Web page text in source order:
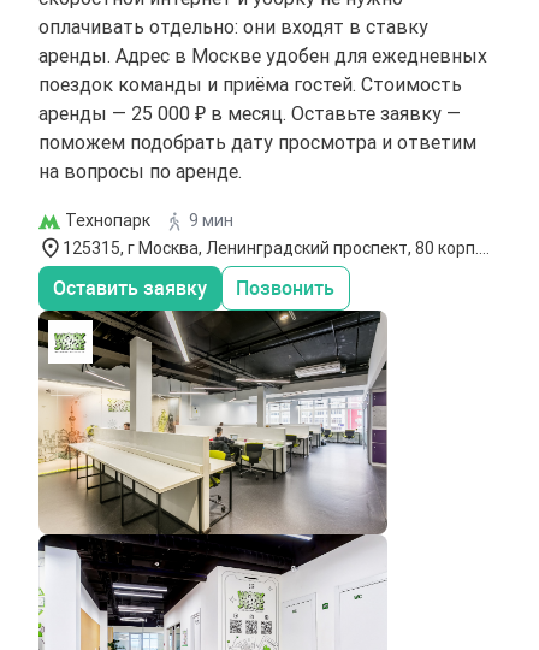
оплачивать отдельно: они входят в ставку
аренды. Адрес в Москве удобен для ежедневных
поездок команды и приёма гостей. Стоимость
аренды — 25 000 ₽ в месяц. Оставьте заявку —
поможем подобрать дату просмотра и ответим
на вопросы по аренде.
Технопарк
9 мин
125315, г Москва, Ленинградский проспект, 80 корп.
49
Оставить заявку Позвонить